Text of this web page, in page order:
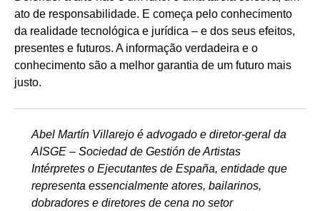
ato de responsabilidade. E começa pelo conhecimento
da realidade tecnológica e jurídica – e dos seus efeitos,
presentes e futuros. A informação verdadeira e o
conhecimento são a melhor garantia de um futuro mais
justo.
Abel Martín Villarejo é advogado e diretor-geral da
AISGE – Sociedad de Gestión de Artistas
Intérpretes o Ejecutantes de España, entidade que
representa essencialmente atores, bailarinos,
dobradores e diretores de cena no setor